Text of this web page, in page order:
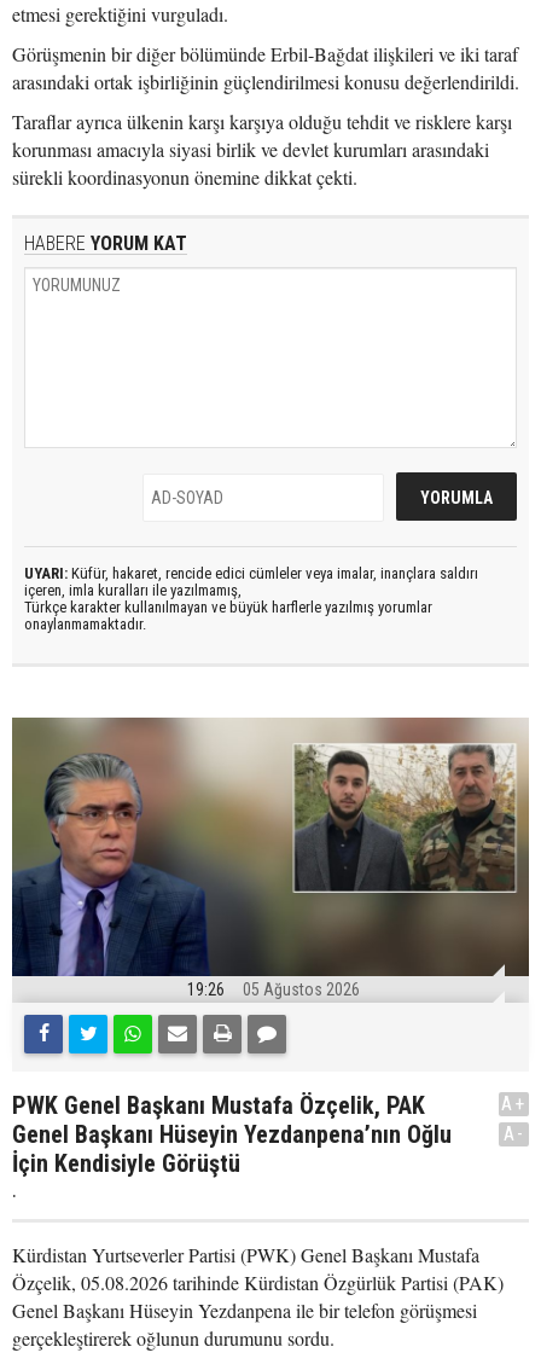
etmesi gerektiğini vurguladı.
Görüşmenin bir diğer bölümünde Erbil-Bağdat ilişkileri ve iki taraf
arasındaki ortak işbirliğinin güçlendirilmesi konusu değerlendirildi.
Taraflar ayrıca ülkenin karşı karşıya olduğu tehdit ve risklere karşı
korunması amacıyla siyasi birlik ve devlet kurumları arasındaki
sürekli koordinasyonun önemine dikkat çekti.
HABERE YORUM KAT
UYARI: Küfür, hakaret, rencide edici cümleler veya imalar, inançlara saldırı
içeren, imla kuralları ile yazılmamış,
Türkçe karakter kullanılmayan ve büyük harflerle yazılmış yorumlar
onaylanmamaktadır.
19:26 05 Ağustos 2026
PWK Genel Başkanı Mustafa Özçelik, PAK
Genel Başkanı Hüseyin Yezdanpena’nın Oğlu
İçin Kendisiyle Görüştü
.
A+
A-
Kürdistan Yurtseverler Partisi (PWK) Genel Başkanı Mustafa
Özçelik, 05.08.2026 tarihinde Kürdistan Özgürlük Partisi (PAK)
Genel Başkanı Hüseyin Yezdanpena ile bir telefon görüşmesi
gerçekleştirerek oğlunun durumunu sordu.